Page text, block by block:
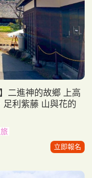
二進神的故鄉 上高
利紫藤 山與花的
立即報名